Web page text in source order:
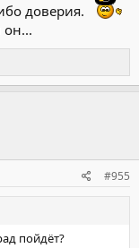
доверия.
он...
#955
пойдёт?